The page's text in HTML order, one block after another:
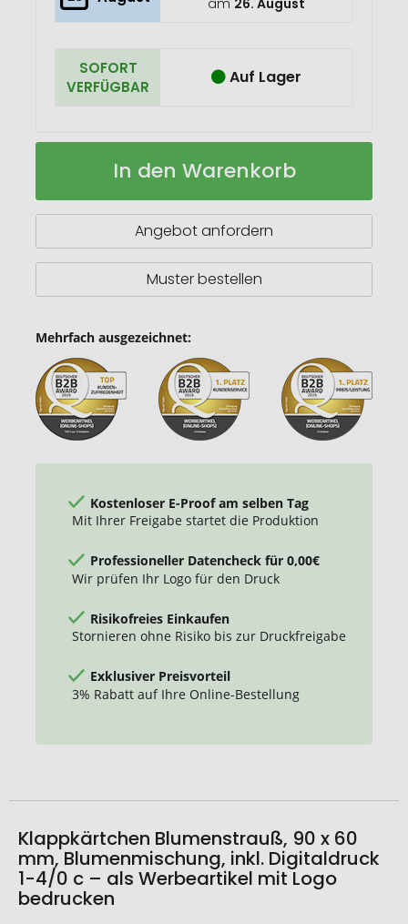
SOFORT
VERFÜGBAR
Auf Lager
Klappkärtchen
Blumenstrauß
Auf
In den Warenkorb
Angebot anfordern
Muster bestellen
Mehrfach ausgezeichnet:
Kostenloser E-Proof am selben Tag
Mit Ihrer Freigabe startet die Produktion
Professioneller Datencheck für 0,00€
Wir prüfen Ihr Logo für den Druck
Risikofreies Einkaufen
Stornieren ohne Risiko bis zur Druckfreigabe
Exklusiver Preisvorteil
3% Rabatt auf Ihre Online-Bestellung
Klappkärtchen Blumenstrauß, 90 x 60
mm, Blumenmischung, inkl. Digitaldruck
1-4/0 c – als Werbeartikel mit Logo
bedrucken